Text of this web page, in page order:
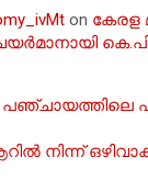
on കേരള
നിന്ന്